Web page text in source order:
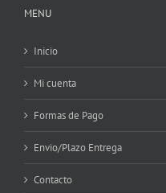
MENU
Inicio
Mi cuenta
Formas de Pago
Envio/Plazo Entrega
Contacto